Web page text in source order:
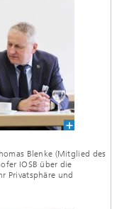
Blenke (Mitglied des
IOSB über die
Privatsphäre und